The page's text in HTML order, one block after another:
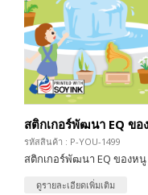
สติกเกอร์พัฒนา EQ ข
รหัสสินค้า : P-YOU-1499
สติกเกอร์พัฒนา EQ ของห
ดูรายละเอียดเพิ่มเติม